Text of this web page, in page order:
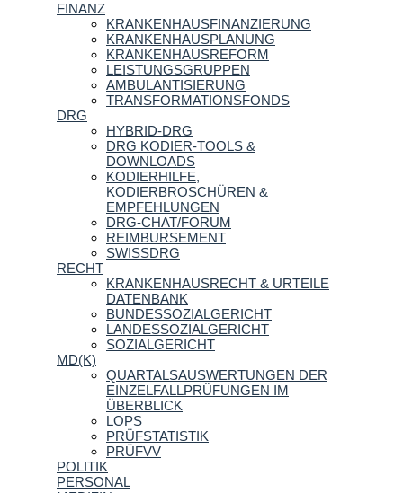
FINANZ
KRANKENHAUSFINANZIERUNG
KRANKENHAUSPLANUNG
KRANKENHAUSREFORM
LEISTUNGSGRUPPEN
AMBULANTISIERUNG
TRANSFORMATIONSFONDS
DRG
HYBRID-DRG
DRG KODIER-TOOLS &
DOWNLOADS
KODIERHILFE,
KODIERBROSCHÜREN &
EMPFEHLUNGEN
DRG-CHAT/FORUM
REIMBURSEMENT
SWISSDRG
RECHT
KRANKENHAUSRECHT & URTEILE
DATENBANK
BUNDESSOZIALGERICHT
LANDESSOZIALGERICHT
SOZIALGERICHT
MD(K)
QUARTALSAUSWERTUNGEN DER
EINZELFALLPRÜFUNGEN IM
ÜBERBLICK
LOPS
PRÜFSTATISTIK
PRÜFVV
POLITIK
PERSONAL